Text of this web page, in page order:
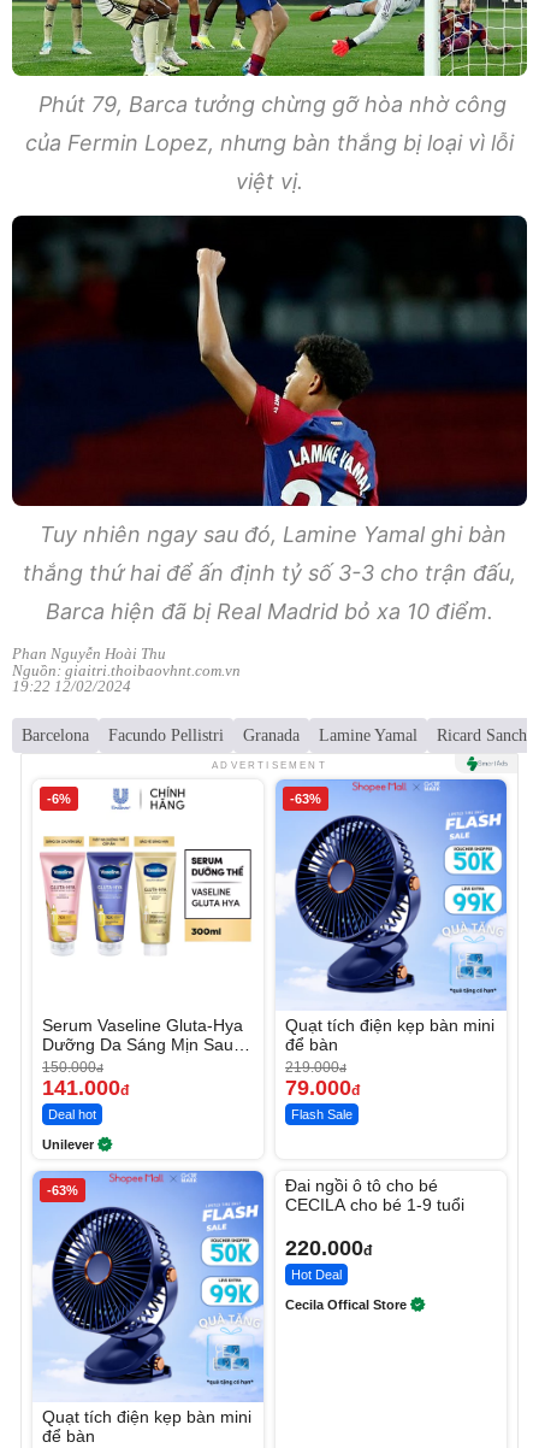
Phút 79, Barca tưởng chừng gỡ hòa nhờ công
của Fermin Lopez, nhưng bàn thắng bị loại vì lỗi
việt vị.
Tuy nhiên ngay sau đó, Lamine Yamal ghi bàn
thắng thứ hai để ấn định tỷ số 3-3 cho trận đấu,
Barca hiện đã bị Real Madrid bỏ xa 10 điểm.
Phan Nguyễn Hoài Thu
Nguồn: giaitri.thoibaovhnt.com.vn
19:22 12/02/2024
Barcelona Facundo Pellistri Granada Lamine Yamal Ricard
ADVERTISEMENT
-6%
Serum Vaseline Gluta-Hya
Dưỡng Da Sáng Mịn Sau 7
Ngày
150.000đ
141.000đ
Deal hot
Unilever
-63%
Quạt tích điện kẹp bàn mini
để bàn
219.000đ
79.000đ
Flash Sale
-63%
Quạt tích điện kẹp bàn mini
để bàn
Đai ngồi ô tô cho bé
CECILA cho bé 1-9 tuổi
220.000đ
Hot Deal
Cecila Offical Store